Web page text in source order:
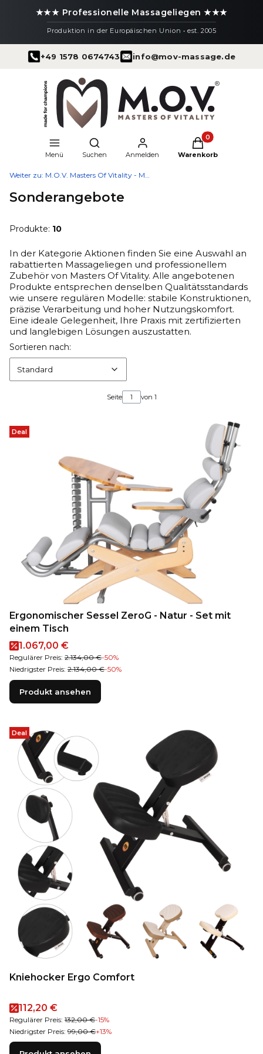
★★★ Professionelle Massageliegen ★★★
Produktion in der Europäischen Union • est. 2005
+49 1578 0674743 info@mov-massage.de
Menü
Suchmaschine öffnen
Suchen Anmelden
Produkte im
Warenkorb
Weiter zu: M.O.V. Masters Of Vitality - Massageliegen
Sonderangebote
Produkte: 10
In der Kategorie Aktionen finden Sie eine Auswahl an
rabattierten Massageliegen und professionellem
Zubehör von Masters Of Vitality. Alle angebotenen
Produkte entsprechen denselben Qualitätsstandards
wie unsere regulären Modelle: stabile Konstruktionen,
präzise Verarbeitung und hoher Nutzungskomfort.
Eine ideale Gelegenheit, Ihre Praxis mit zertifizierten
und langlebigen Lösungen auszustatten.
Produktliste
Sortieren nach:
Standard
Seite von 1
Deal
Ergonomischer Sessel ZeroG - Natur - Set mit
einem Tisch
Aktionspreis
1.067,00 €
Regulärer Preis: 2.134,00 €-50%
Niedrigster Preis: 2.134,00 €-50%
Produkt ansehen
Deal
Kniehocker Ergo Comfort
Aktionspreis
112,20 €
Regulärer Preis: 132,00 €-15%
Niedrigster Preis: 99,00 €+13%